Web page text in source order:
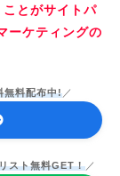
とがサイトパ
ーケティングの
無料配布中!／
スト無料GET！／